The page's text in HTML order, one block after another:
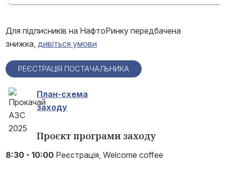
Для підписників на НафтоРинку передбачена
знижка,дивіться умови
РЕЄСТРАЦІЯ ПОСТАЧАЛЬНИКА
План-схема
заходу
Проєкт програми заходу
8:30 - 10:00 Реєстрація, Welcome coffee